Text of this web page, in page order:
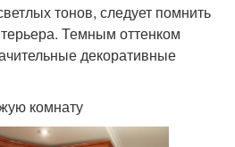
тонов, следует помнить
Темным оттенком
декоративные
комнату